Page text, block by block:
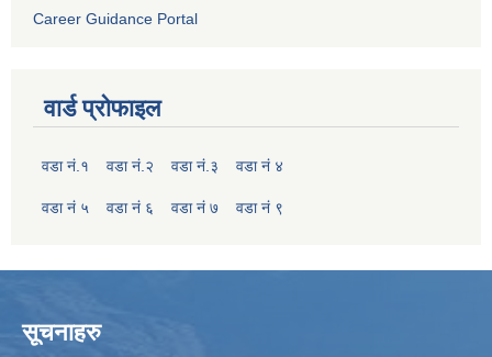
Career Guidance Portal
वार्ड प्रोफाइल
वडा नं.१ वडा नं.२ वडा नं.३ वडा नं ४
वडा नं ५ वडा नं ६ वडा नं ७ वडा नं ९
सूचनाहरु